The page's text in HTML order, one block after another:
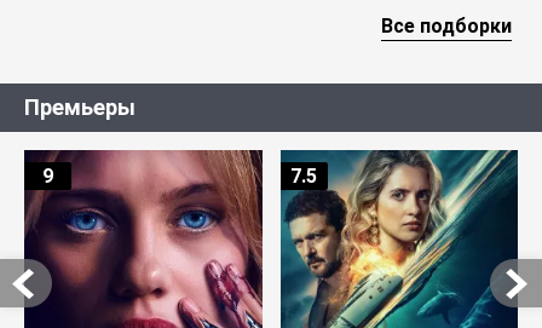
Все подборки
Премьеры
9 7.5